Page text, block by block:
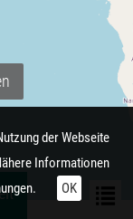
der Webseite
Informationen
OK